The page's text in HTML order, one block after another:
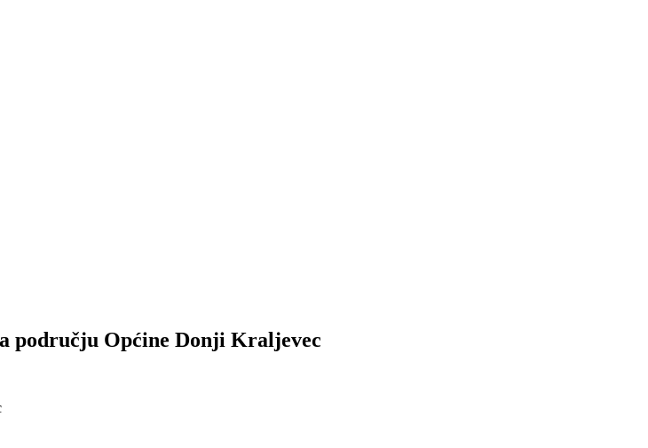
području Općine Donji Kraljevec